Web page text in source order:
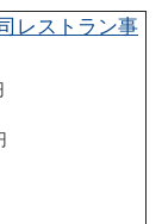
レストラン事